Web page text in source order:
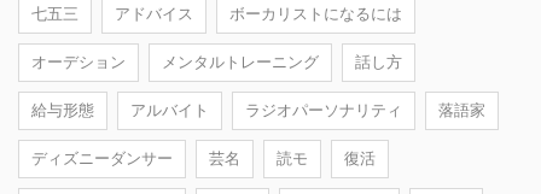
七五三 アドバイス ボーカリストになるには
オーデション メンタルトレーニング 話し方
給与形態 アルバイト ラジオパーソナリティ 落語家
ディズニーダンサー 芸名 読モ 復活